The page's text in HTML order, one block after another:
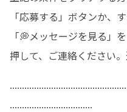
「応募する」ボタンか、
「💭メッセージを見る」を
押して、ご連絡ください
..................................